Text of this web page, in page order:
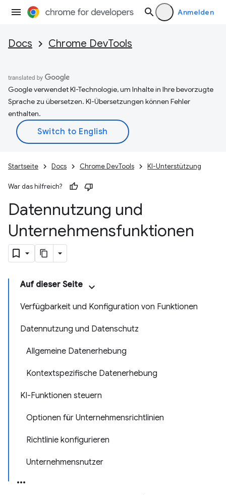
Anmelden
Docs Chrome DevTools
Google verwendet KI-Technologie, um Inhalte in Ihre bevorzugte
Sprache zu übersetzen. KI-Übersetzungen können Fehler
enthalten.
Startseite Docs Chrome DevTools KI-Unterstützung
War das hilfreich?
Datennutzung und
Unternehmensfunktionen
Auf dieser Seite
Verfügbarkeit und Konfiguration von Funktionen
Datennutzung und Datenschutz
Allgemeine Datenerhebung
Kontextspezifische Datenerhebung
KI-Funktionen steuern
Optionen für Unternehmensrichtlinien
Richtlinie konfigurieren
Unternehmensnutzer